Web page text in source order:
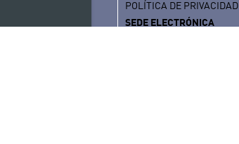
POLÍTICA DE PRIVACIDAD
SEDE ELECTRÓNICA